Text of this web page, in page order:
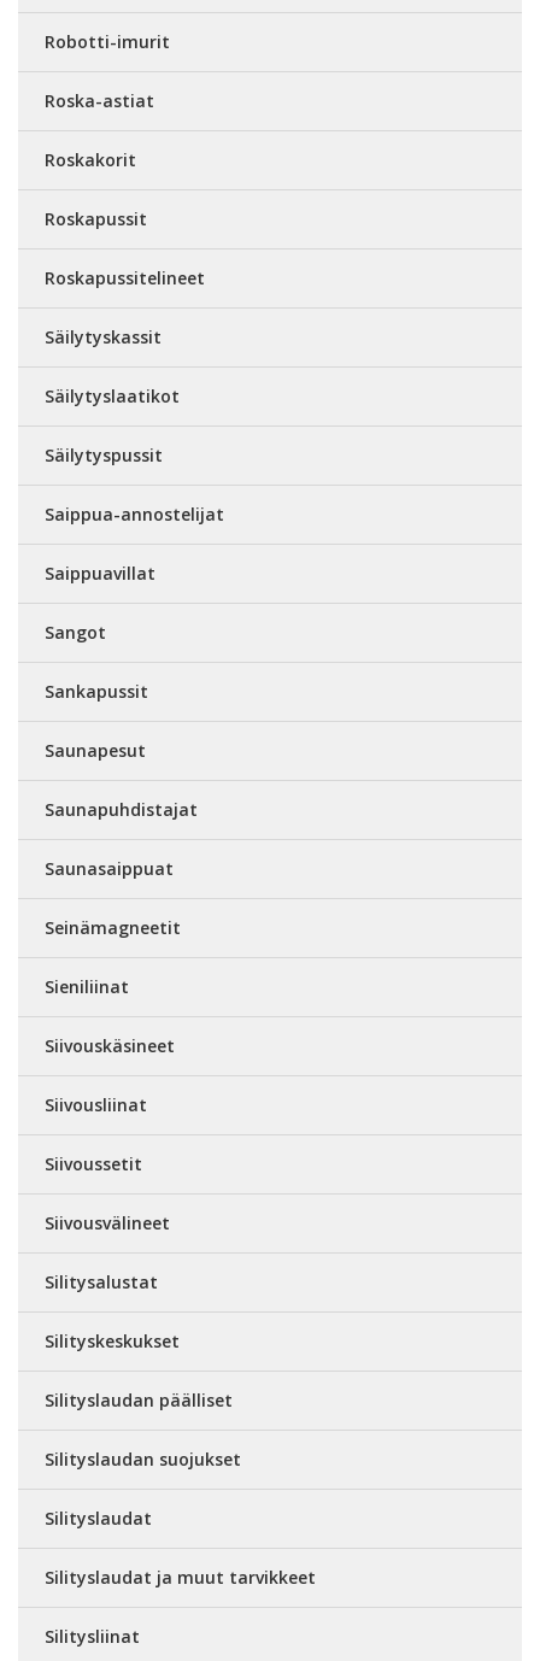
Robotti-imurit
Roska-astiat
Roskakorit
Roskapussit
Roskapussitelineet
Säilytyskassit
Säilytyslaatikot
Säilytyspussit
Saippua-annostelijat
Saippuavillat
Sangot
Sankapussit
Saunapesut
Saunapuhdistajat
Saunasaippuat
Seinämagneetit
Sieniliinat
Siivouskäsineet
Siivousliinat
Siivoussetit
Siivousvälineet
Silitysalustat
Silityskeskukset
Silityslaudan päälliset
Silityslaudan suojukset
Silityslaudat
Silityslaudat ja muut tarvikkeet
Silitysliinat